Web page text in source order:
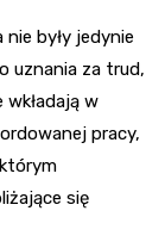
były jedynie
uznania za trud,
w
pracy,
się